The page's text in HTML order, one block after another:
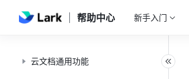
帮助中心 新手入门
云文档通用功能